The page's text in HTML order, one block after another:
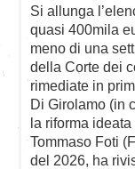
Si allunga
quasi 400mila
meno di una
della Corte dei
rimediate in
Di Girolamo (in
la riforma
Tommaso Foti
del 2026, ha